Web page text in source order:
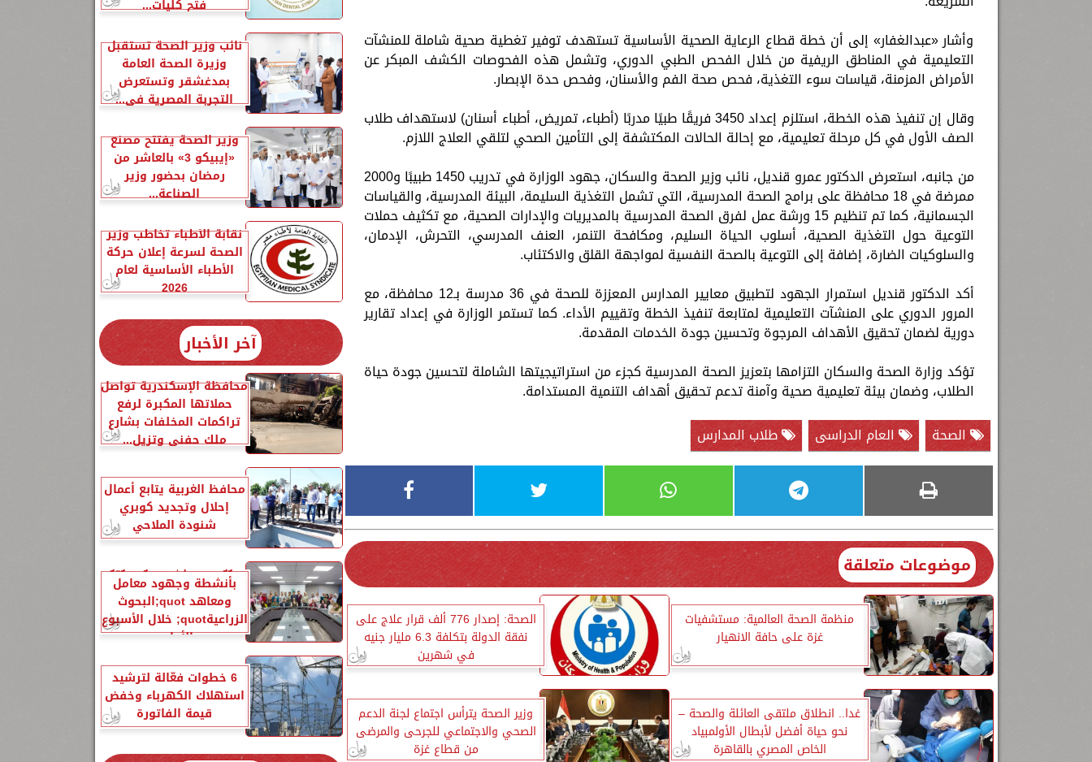
وأشار «عبدالغفار» إلى أن خطة قطاع الرعاية الصحية الأساسية تستهدف توفير تغطية صحية شاملة للمنشآت
التعليمية في المناطق الريفية من خلال الفحص الطبي الدوري، وتشمل هذه الفحوصات الكشف المبكر عن
الأمراض المزمنة، قياسات سوء التغذية، فحص صحة الفم والأسنان، وفحص حدة الإبصار.
وقال إن تنفيذ هذه الخطة، استلزم إعداد 3450 فريقًا طبيًا مدربًا (أطباء، تمريض، أطباء أسنان) لاستهداف طلاب
الصف الأول في كل مرحلة تعليمية، مع إحالة الحالات المكتشفة إلى التأمين الصحي لتلقي العلاج اللازم.
من جانبه، استعرض الدكتور عمرو قنديل، نائب وزير الصحة والسكان، جهود الوزارة في تدريب 1450 طبيبًا و2000
ممرضة في 18 محافظة على برامج الصحة المدرسية، التي تشمل التغذية السليمة، البيئة المدرسية، والقياسات
الجسمانية، كما تم تنظيم 15 ورشة عمل لفرق الصحة المدرسية بالمديريات والإدارات الصحية، مع تكثيف حملات
التوعية حول التغذية الصحية، أسلوب الحياة السليم، ومكافحة التنمر، العنف المدرسي، التحرش، الإدمان،
والسلوكيات الضارة، إضافة إلى التوعية بالصحة النفسية لمواجهة القلق والاكتئاب.
أكد الدكتور قنديل استمرار الجهود لتطبيق معايير المدارس المعززة للصحة في 36 مدرسة بـ12 محافظة، مع
المرور الدوري على المنشآت التعليمية لمتابعة تنفيذ الخطة وتقييم الأداء. كما تستمر الوزارة في إعداد تقارير
دورية لضمان تحقيق الأهداف المرجوة وتحسين جودة الخدمات المقدمة.
تؤكد وزارة الصحة والسكان التزامها بتعزيز الصحة المدرسية كجزء من استراتيجيتها الشاملة لتحسين جودة حياة
الطلاب، وضمان بيئة تعليمية صحية وآمنة تدعم تحقيق أهداف التنمية المستدامة.
الصحة
العام الدراسى طلاب المدارس
موضوعات متعلقة
منظمة الصحة العالمية: مستشفيات
غزة على حافة الانهيار
الصحة: إصدار 776 ألف قرار علاج على
نفقة الدولة بتكلفة 6.3 مليار جنيه
في شهرين
غدا.. انطلاق ملتقى العائلة والصحة –
نحو حياة أفضل لأبطال الأولمبياد
الخاص المصري بالقاهرة
وزير الصحة يترأس اجتماع لجنة الدعم
الصحي والاجتماعي للجرحى والمرضى
من قطاع غزة
فتح كليات...
نائب وزير الصحة تستقبل
وزيرة الصحة العامة
بمدغشقر وتستعرض
التجربة المصرية في...
وزير الصحة يفتتح مصنع
«إيبيكو 3» بالعاشر من
رمضان بحضور وزير
الصناعة...
نقابة الأطباء تخاطب وزير
الصحة لسرعة إعلان حركة
الأطباء الأساسية لعام
2026
آخر الأخبار
محافظة الإسكندرية تواصل
حملاتها المكبرة لرفع
تراكمات المخلفات بشارع
ملك حفني وتزيل...
محافظ الغربية يتابع أعمال
إحلال وتجديد كوبري
شنودة الملاحي
الزراعةquot; تنشر تقريرًا
بأنشطة وجهود معامل
ومعاهد quot;البحوث
الزراعيةquot; خلال الأسبوع
الأول...
6 خطوات فعّالة لترشيد
استهلاك الكهرباء وخفض
قيمة الفاتورة